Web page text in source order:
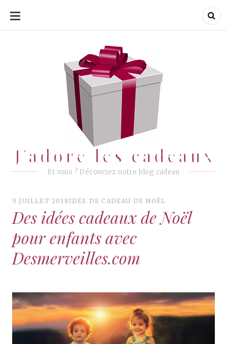
ALLER
CONTENU
J'adore les cadeaux
Et vous ? Découvrez notre blog cadeau
J'adore les cadeaux
9 JUILLET 2018 IDÉE DE CADEAU DE NOËL
Des idées cadeaux de Noël
pour enfants avec
Desmerveilles.com